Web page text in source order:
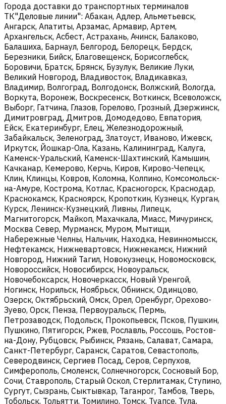
Города доставки до транспортных терминалов
ТК"Деловые линии": Абакан, Адлер, Альметьевск,
Ангарск, Апатиты, Арзамас, Армавир, Артем,
Архангельск, Асбест, Астрахань, Ачинск, Балаково,
Балашиха, Барнаул, Белгород, Белорецк, Бердск,
Березники, Бийск, Благовещенск, Борисоглебск,
Боровичи, Братск, Брянск, Бузулук, Великие Луки,
Великий Новгород, Владивосток, Владикавказ,
Владимир, Волгоград, Волгодонск, Волжский, Вологда,
Воркута, Воронеж, Воскресенск, Воткинск, Всеволожск,
Выборг, Гатчина, Глазов, Горелово, Грозный, Дзержинск,
Димитровград, Дмитров, Домодедово, Евпатория,
Ейск, Екатеринбург, Елец, Железнодорожный,
Забайкальск, Зеленоград, Златоуст, Иваново, Ижевск,
Иркутск, Йошкар-Ола, Казань, Калининград, Калуга,
Каменск-Уральский, Каменск-Шахтинский, Камышин,
Качканар, Кемерово, Керчь, Киров, Кирово-Чепецк,
Клин, Клинцы, Ковров, Коломна, Колпино, Комсомольск-
на-Амуре, Кострома, Котлас, Красногорск, Краснодар,
Краснокамск, Красноярск, Кропоткин, Кузнецк, Курган,
Курск, Ленинск-Кузнецкий, Ливны, Липецк,
Магнитогорск, Майкоп, Махачкала, Миасс, Мичуринск,
Москва Север, Мурманск, Муром, Мытищи,
Набережные Челны, Нальчик, Находка, Невинномысск,
Нефтекамск, Нижневартовск, Нижнекамск, Нижний
Новгород, Нижний Тагил, Новокузнецк, Новомосковск,
Новороссийск, Новосибирск, Новоуральск,
Новочебоксарск, Новочеркасск, Новый Уренгой,
Ногинск, Норильск, Ноябрьск, Обнинск, Одинцово,
Озерск, Октябрьский, Омск, Орел, Оренбург, Орехово-
Зуево, Орск, Пенза, Первоуральск, Пермь,
Петрозаводск, Подольск, Прокопьевск, Псков, Пушкин,
Пушкино, Пятигорск, Ржев, Рославль, Россошь, Ростов-
на-Дону, Рубцовск, Рыбинск, Рязань, Салават, Самара,
Санкт-Петербург, Саранск, Саратов, Севастополь,
Северодвинск, Сергиев Посад, Серов, Серпухов,
Симферополь, Смоленск, Солнечногорск, Сосновый Бор,
Сочи, Ставрополь, Старый Оскол, Стерлитамак, Ступино,
Сургут, Сызрань, Сыктывкар, Таганрог, Тамбов, Тверь,
Тобольск, Тольятти, Томилино, Томск, Туапсе, Тула,